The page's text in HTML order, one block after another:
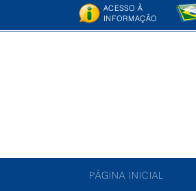
ACESSO À
INFORMAÇÃO
PÁGINA INICIAL